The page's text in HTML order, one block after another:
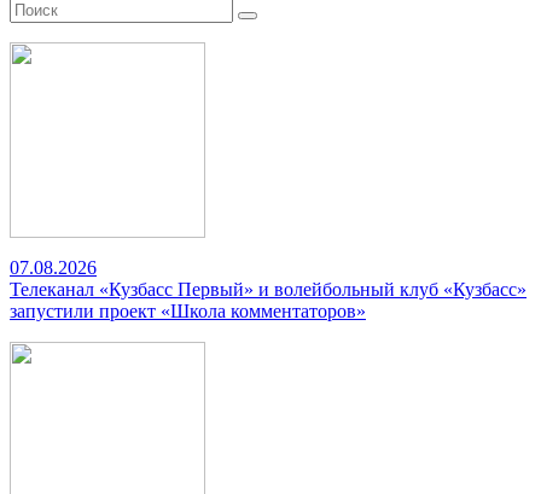
07.08.2026
Телеканал «Кузбасс Первый» и волейбольный клуб «Кузбасс»
запустили проект «Школа комментаторов»